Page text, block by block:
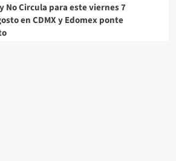
No Circula para este viernes 7
en CDMX y Edomex ponte